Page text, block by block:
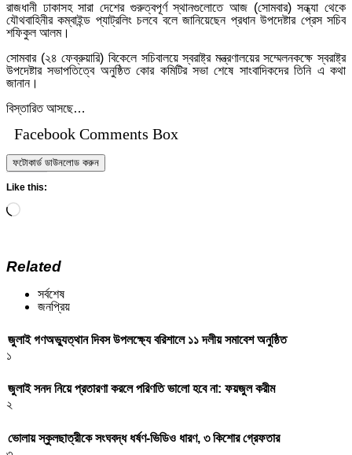
রাজধানী ঢাকাসহ সারা দেশের গুরুত্বপূর্ণ স্থানগুলোতে আজ (সোমবার) সন্ধ্যা থেকে
যৌথবাহিনীর কম্বাইন্ড প্যাট্রলিং চলবে বলে জানিয়েছেন প্রধান উপদেষ্টার প্রেস সচিব
শফিকুল আলম।
সোমবার (২৪ ফেব্রুয়ারি) বিকেলে সচিবালয়ে স্বরাষ্ট্র মন্ত্রণালয়ের সম্মেলনকক্ষে স্বরাষ্ট্র
উপদেষ্টার সভাপতিত্বে অনুষ্ঠিত কোর কমিটির সভা শেষে সাংবাদিকদের তিনি এ কথা
জানান।
বিস্তারিত আসছে…
Facebook Comments Box
ফটোকার্ড ডাউনলোড করুন
Like this:
Loading…
Related
সর্বশেষ
জনপ্রিয়
জুলাই গণঅভ্যুত্থান দিবস উপলক্ষ্যে বরিশালে ১১ দলীয় সমাবেশ অনুষ্ঠিত
১
জুলাই সনদ নিয়ে প্রতারণা করলে পরিণতি ভালো হবে না: ফয়জুল করীম
২
ভোলায় স্কুলছাত্রীকে সংঘবদ্ধ ধর্ষণ-ভিডিও ধারণ, ৩ কিশোর গ্রেফতার